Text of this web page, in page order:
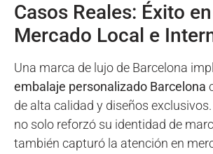
Casos Reales: Éxito en
Mercado Local e
Una marca de lujo de Barcelona
embalaje personalizado Barcelona
de alta calidad y diseños
no solo reforzó su identidad de
también capturó la atención en